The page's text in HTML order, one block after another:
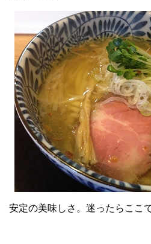
安定の美味しさ。迷ったらここ